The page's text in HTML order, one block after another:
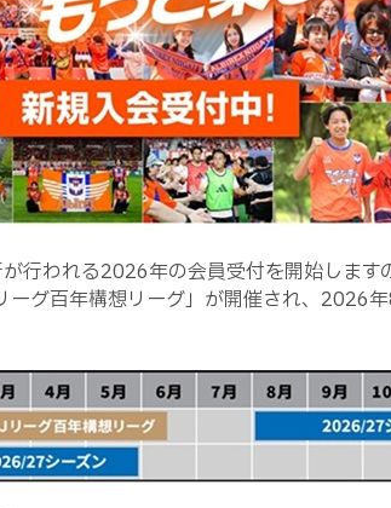
行われる2026年の会員受付を開始します
グ百年構想リーグ」が開催され、2026